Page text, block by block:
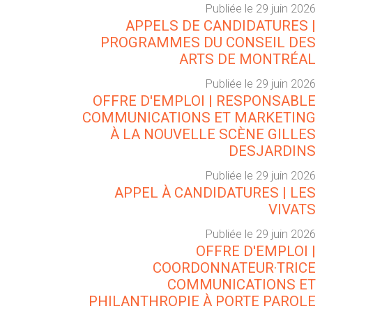
Publiée le 29 juin 2026
APPELS DE CANDIDATURES |
PROGRAMMES DU CONSEIL DES
ARTS DE MONTRÉAL
Publiée le 29 juin 2026
OFFRE D'EMPLOI | RESPONSABLE
COMMUNICATIONS ET MARKETING
À LA NOUVELLE SCÈNE GILLES
DESJARDINS
Publiée le 29 juin 2026
APPEL À CANDIDATURES | LES
VIVATS
Publiée le 29 juin 2026
OFFRE D'EMPLOI |
COORDONNATEUR·TRICE
COMMUNICATIONS ET
PHILANTHROPIE À PORTE PAROLE